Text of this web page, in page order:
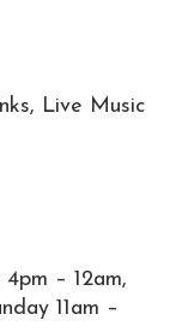
Live Music
– 12am,
11am –